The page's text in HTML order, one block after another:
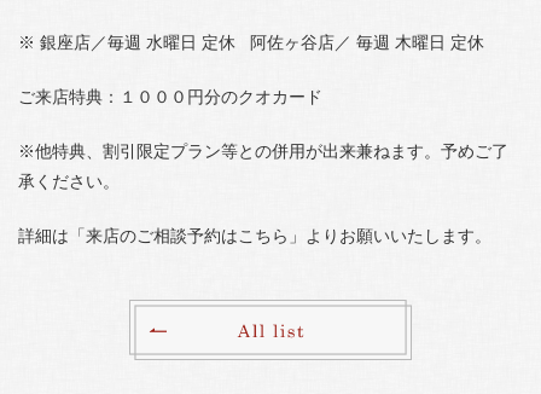
※ 銀座店／毎週 水曜日 定休 阿佐ヶ谷店／ 毎週 木曜日 定休
ご来店特典：１０００円分のクオカード
※他特典、割引限定プラン等との併用が出来兼ねます。予めご了
承ください。
詳細は「来店のご相談予約はこちら」よりお願いいたします。